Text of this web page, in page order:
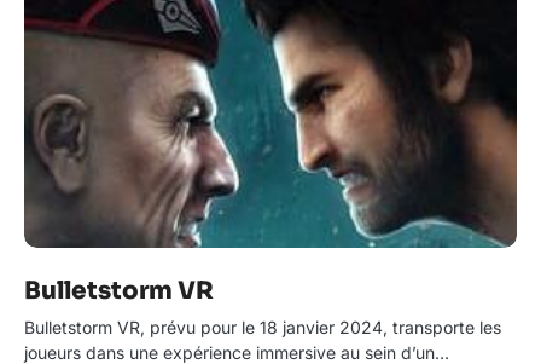
Bulletstorm VR
Bulletstorm VR, prévu pour le 18 janvier 2024, transporte les
joueurs dans une expérience immersive au sein d’un…